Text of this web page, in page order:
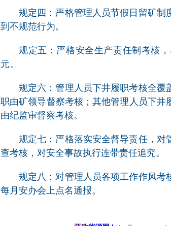
规定四：严格管理人员节假日留矿制
到不规范行为。
规定五：严格安全生产责任制考核
元。
规定六：管理人员下井履职考核全覆
职由矿领导督察考核；其他管理人员下
由纪监审督察考核。
规定七：严格落实安全督导责任，对
查考核，对安全事故执行连带责任追究。
规定八：对管理人员各项工作作风考
每月安办会上点名通报。